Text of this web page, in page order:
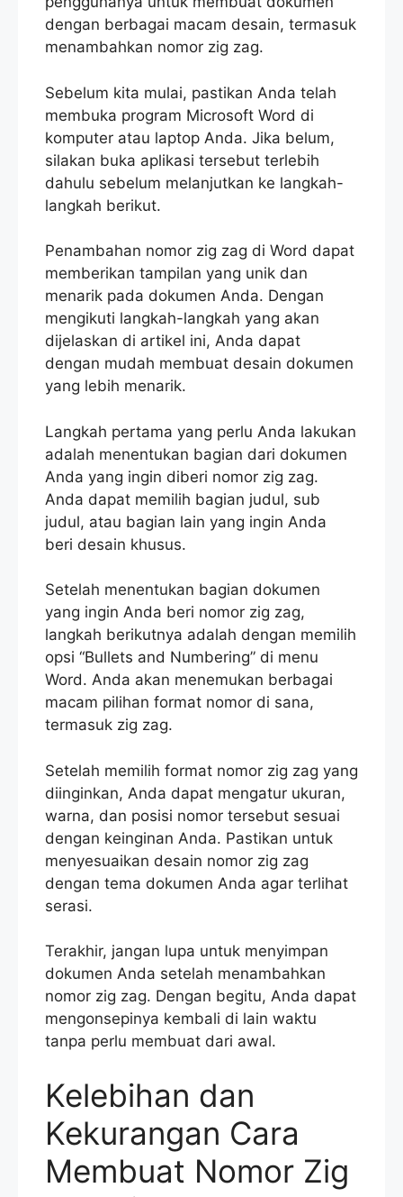
dengan berbagai macam desain, termasuk
menambahkan nomor zig zag.
Sebelum kita mulai, pastikan Anda telah
membuka program Microsoft Word di
komputer atau laptop Anda. Jika belum,
silakan buka aplikasi tersebut terlebih
dahulu sebelum melanjutkan ke langkah-
langkah berikut.
Penambahan nomor zig zag di Word dapat
memberikan tampilan yang unik dan
menarik pada dokumen Anda. Dengan
mengikuti langkah-langkah yang akan
dijelaskan di artikel ini, Anda dapat
dengan mudah membuat desain dokumen
yang lebih menarik.
Langkah pertama yang perlu Anda lakukan
adalah menentukan bagian dari dokumen
Anda yang ingin diberi nomor zig zag.
Anda dapat memilih bagian judul, sub
judul, atau bagian lain yang ingin Anda
beri desain khusus.
Setelah menentukan bagian dokumen
yang ingin Anda beri nomor zig zag,
langkah berikutnya adalah dengan memilih
opsi “Bullets and Numbering” di menu
Word. Anda akan menemukan berbagai
macam pilihan format nomor di sana,
termasuk zig zag.
Setelah memilih format nomor zig zag yang
diinginkan, Anda dapat mengatur ukuran,
warna, dan posisi nomor tersebut sesuai
dengan keinginan Anda. Pastikan untuk
menyesuaikan desain nomor zig zag
dengan tema dokumen Anda agar terlihat
serasi.
Terakhir, jangan lupa untuk menyimpan
dokumen Anda setelah menambahkan
nomor zig zag. Dengan begitu, Anda dapat
mengonsepinya kembali di lain waktu
tanpa perlu membuat dari awal.
Kelebihan dan
Kekurangan Cara
Membuat Nomor Zig